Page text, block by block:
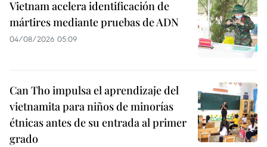
Vietnam acelera identificación de
mártires mediante pruebas de ADN
04/08/2026 05:09
Can Tho impulsa el aprendizaje del
vietnamita para niños de minorías
étnicas antes de su entrada al primer
grado